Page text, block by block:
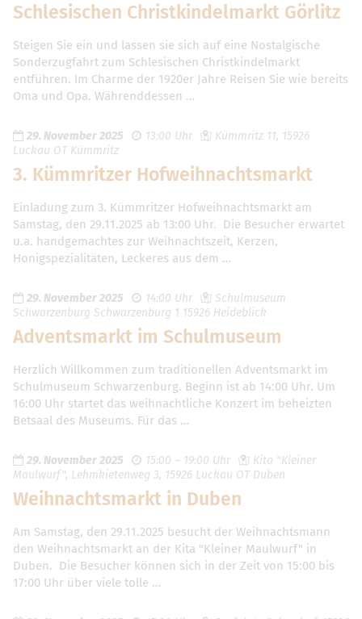
Schlesischen Christkindelmarkt Görlitz
Steigen Sie ein und lassen sie sich auf eine Nostalgische
Sonderzugfahrt zum Schlesischen Christkindelmarkt
entführen. Im Charme der 1920er Jahre Reisen Sie wie bereits
Oma und Opa. Währenddessen …
29. November 2025 13:00 Uhr
Kümmritz 11, 15926
Luckau OT Kümmritz
3. Kümmritzer Hofweihnachtsmarkt
Einladung zum 3. Kümmritzer Hofweihnachtsmarkt am
Samstag, den 29.11.2025 ab 13:00 Uhr. Die Besucher erwartet
u.a. handgemachtes zur Weihnachtszeit, Kerzen,
Honigspezialitäten, Leckeres aus dem …
29. November 2025 14:00 Uhr
Schulmuseum
Schwarzenburg Schwarzenburg 1 15926 Heideblick
Adventsmarkt im Schulmuseum
Herzlich Willkommen zum traditionellen Adventsmarkt im
Schulmuseum Schwarzenburg. Beginn ist ab 14:00 Uhr. Um
16:00 Uhr startet das weihnachtliche Konzert im beheizten
Betsaal des Museums. Für das …
29. November 2025 15:00 – 19:00 Uhr
Kita "Kleiner
Maulwurf", Lehmkietenweg 3, 15926 Luckau OT Duben
Weihnachtsmarkt in Duben
Am Samstag, den 29.11.2025 besucht der Weihnachtsmann
den Weihnachtsmarkt an der Kita "Kleiner Maulwurf" in
Duben. Die Besucher können sich in der Zeit von 15:00 bis
17:00 Uhr über viele tolle …